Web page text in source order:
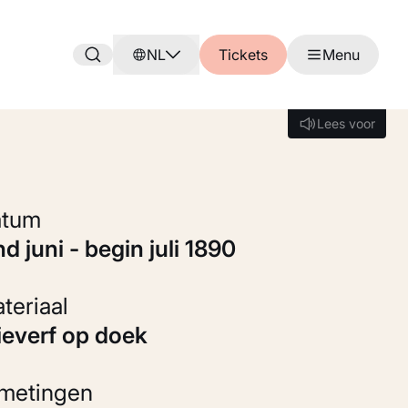
NL Tickets Menu
Lees voor
Lees voor
juni - begin juli 1890
op doek